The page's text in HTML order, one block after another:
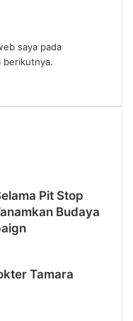
saya pada
berikutnya.
Pit Stop
Budaya
Tamara